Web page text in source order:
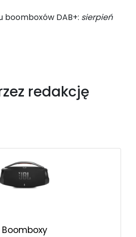
boomboxów DAB+: sierpień
redakcję
Boomboxy